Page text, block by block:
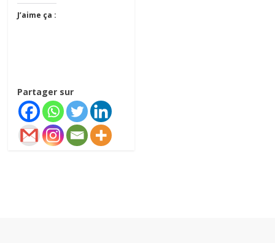
J’aime ça :
Partager sur